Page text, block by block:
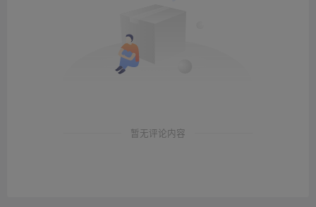
暂无评论内容